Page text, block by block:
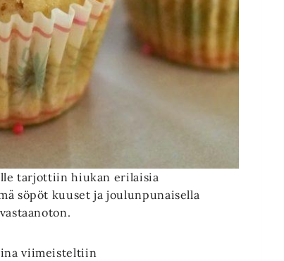
tarjottiin hiukan erilaisia
söpöt kuuset ja joulunpunaisella
viimeisteltiin